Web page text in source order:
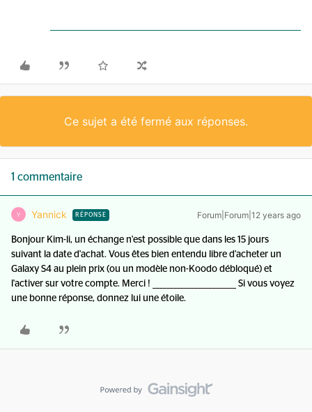
Ce sujet a été fermé aux réponses.
1 commentaire
Y Yannick RÉPONSE Forum|Forum|12 years ago
Bonjour Kim-li, un échange n'est possible que dans les 15 jours
suivant la date d'achat. Vous êtes bien entendu libre d'acheter un
Galaxy S4 au plein prix (ou un modèle non-Koodo débloqué) et
l'activer sur votre compte. Merci ! ________________________ Si vous voyez
une bonne réponse, donnez lui une étoile.